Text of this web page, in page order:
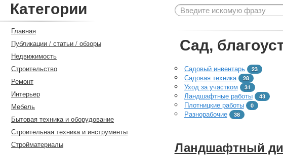
Категории
Главная
Публикации / статьи / обзоры
Недвижимость
Строительство
Ремонт
Интерьер
Мебель
Бытовая техника и оборудование
Строительная техника и инструменты
Стройматериалы
Сад,
Садовый инвентарь 23
Садовая техника 28
Уход за участком 31
Ландшафтные работы 43
Плотницкие работы 0
Разнорабочие 38
Ландшафтный